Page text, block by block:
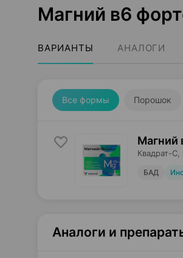
Магний в6
ВАРИАНТЫ АНАЛОГИ
Все формы Порошок
Магний
Квадрат-С
БАД
Аналоги и